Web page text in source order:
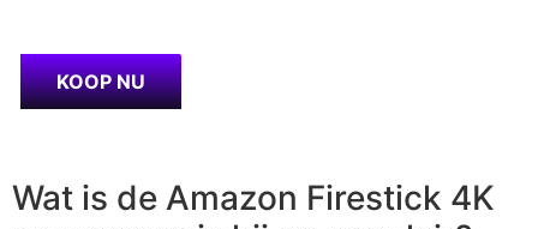
KOOP NU
Wat is de Amazon Firestick 4K